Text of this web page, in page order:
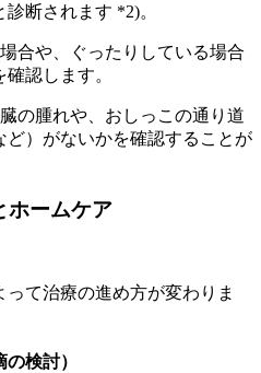
断されます *2)。
合や、ぐったりしている場合
認します。
の腫れや、おしっこの通り道
）がないかを確認することが
ホームケア
て治療の進め方が変わりま
検討）